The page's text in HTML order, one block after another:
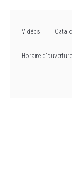
Vidéos
Horaire d'ouverture